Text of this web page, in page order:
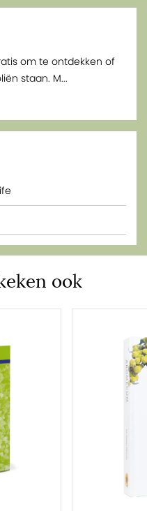
om te ontdekken of
staan. M...
ook